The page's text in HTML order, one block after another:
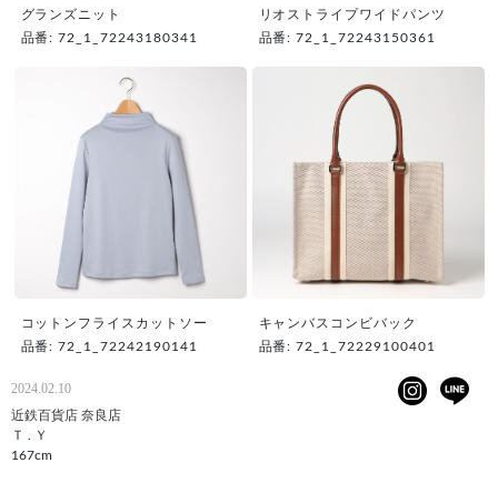
グランズニット
品番: 72_1_72243180341
リオストライプワイドパンツ
品番: 72_1_72243150361
コットンフライスカットソー
品番: 72_1_72242190141
キャンバスコンビバック
品番: 72_1_72229100401
2024.02.10
近鉄百貨店 奈良店
Ｔ . Ｙ
167cm